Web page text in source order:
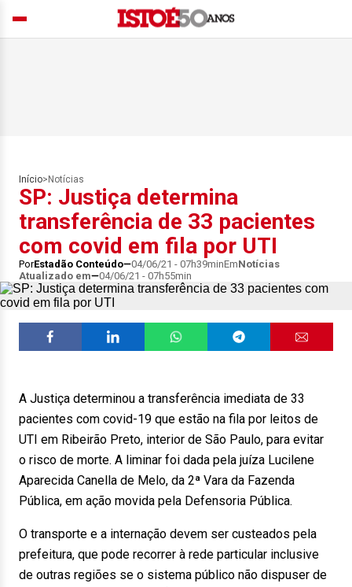
Início> Notícias
SP: Justiça determina
transferência de 33 pacientes
com covid em fila por UTI
PorEstadão Conteúdo 04/06/21 - 07h39minEmNotícias
Atualizado em
04/06/21 - 07h55min
A Justiça determinou a transferência imediata de 33
pacientes com covid-19 que estão na fila por leitos de
UTI em Ribeirão Preto, interior de São Paulo, para evitar
o risco de morte. A liminar foi dada pela juíza Lucilene
Aparecida Canella de Melo, da 2ª Vara da Fazenda
Pública, em ação movida pela Defensoria Pública.
O transporte e a internação devem ser custeados pela
prefeitura, que pode recorrer à rede particular inclusive
de outras regiões se o sistema público não dispuser de